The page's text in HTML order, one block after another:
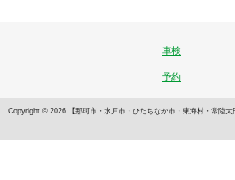
車検
予約
Copyright © 2026 【那珂市・水戸市・ひたちなか市・東海村・常陸